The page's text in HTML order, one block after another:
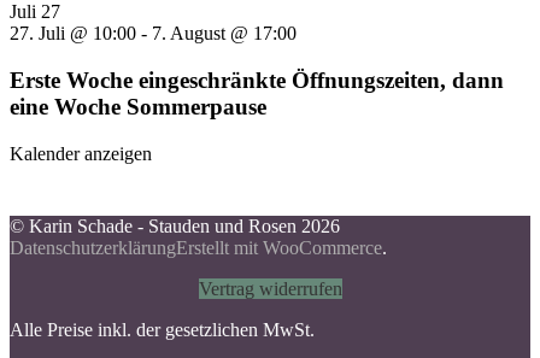
Juli 27
27. Juli @ 10:00 - 7. August @ 17:00
Erste Woche eingeschränkte Öffnungszeiten, dann
eine Woche Sommerpause
Kalender anzeigen
© Karin Schade - Stauden und Rosen 2026
DatenschutzerklärungErstellt mit WooCommerce.
Vertrag widerrufen
Alle Preise inkl. der gesetzlichen MwSt.